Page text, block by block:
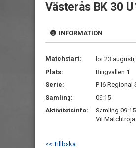
Västerås BK 30
INFORMATION
Matchstart:
lör 23
Plats:
Ringvallen 1
Serie:
P16 Regional
Samling:
09:15
Aktivitetsinfo:
Samling 09:15
Vit Matchtröja
<< Tillbaka